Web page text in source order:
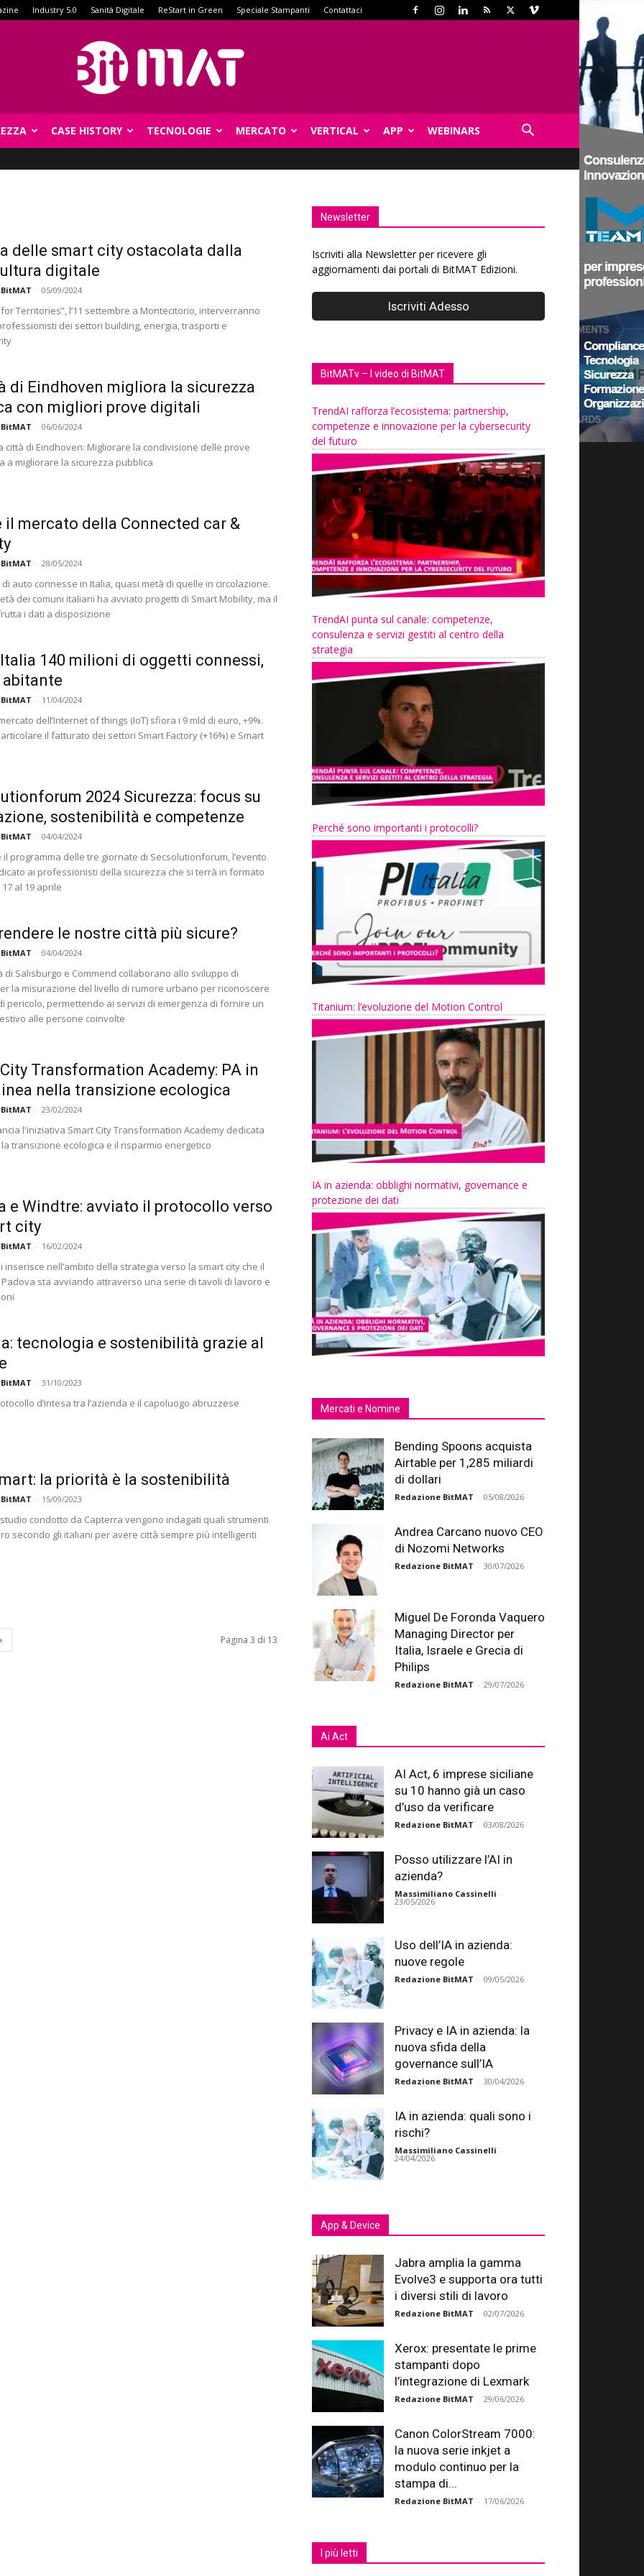
Industry 5.0 Sanità Digitale ReStart in Green Speciale Stampanti Contattaci
CASE HISTORY TECNOLOGIE MERCATO VERTICAL APP WEBINARS
delle smart city ostacolata dalla
digitale
- 05/09/2024
for Territories”, l’11 settembre a Montecitorio, interverranno
dei settori building, energia, trasporti e
di Eindhoven migliora la sicurezza
con migliori prove digitali
- 06/06/2024
città di Eindhoven: Migliorare la condivisione delle prove
a migliorare la sicurezza pubblica
il mercato della Connected car &
- 28/05/2024
di auto connesse in Italia, quasi metà di quelle in circolazione.
dei comuni italiani ha avviato progetti di Smart Mobility, ma il
i dati a disposizione
140 milioni di oggetti connessi,
abitante
- 11/04/2024
dell’Internet of things (IoT) sfiora i 9 mld di euro, +9%.
il fatturato dei settori Smart Factory (+16%) e Smart
2024 Sicurezza: focus su
sostenibilità e competenze
- 04/04/2024
il programma delle tre giornate di Secsolutionforum, l’evento
ai professionisti della sicurezza che si terrà in formato
al 19 aprile
le nostre città più sicure?
- 04/04/2024
di Salisburgo e Commend collaborano allo sviluppo di
la misurazione del livello di rumore urbano per riconoscere
pericolo, permettendo ai servizi di emergenza di fornire un
alle persone coinvolte
Transformation Academy: PA in
nella transizione ecologica
- 23/02/2024
l'iniziativa Smart City Transformation Academy dedicata
la transizione ecologica e il risparmio energetico
e Windtre: avviato il protocollo verso
city
- 16/02/2024
inserisce nell’ambito della strategia verso la smart city che il
Padova sta avviando attraverso una serie di tavoli di lavoro e
tecnologia e sostenibilità grazie al
- 31/10/2023
d’intesa tra l’azienda e il capoluogo abruzzese
la priorità è la sostenibilità
- 15/09/2023
condotto da Capterra vengono indagati quali strumenti
secondo gli italiani per avere città sempre più intelligenti
Pagina 3 di 13
Newsletter
Iscriviti alla Newsletter per ricevere gli
aggiornamenti dai portali di BitMAT Edizioni.
BitMATv – I video di BitMAT
TrendAI rafforza l’ecosistema: partnership,
competenze e innovazione per la cybersecurity
del futuro
TrendAI punta sul canale: competenze,
consulenza e servizi gestiti al centro della
strategia
Perché sono importanti i protocolli?
Titanium: l’evoluzione del Motion Control
IA in azienda: obblighi normativi, governance e
protezione dei dati
Mercati e Nomine
Bending Spoons acquista
Airtable per 1,285 miliardi
di dollari
Redazione BitMAT - 05/08/2026
Andrea Carcano nuovo CEO
di Nozomi Networks
Redazione BitMAT - 30/07/2026
Miguel De Foronda Vaquero
Managing Director per
Italia, Israele e Grecia di
Philips
Redazione BitMAT - 29/07/2026
Ai Act
AI Act, 6 imprese siciliane
su 10 hanno già un caso
d’uso da verificare
Redazione BitMAT - 03/08/2026
Posso utilizzare l’AI in
azienda?
Massimiliano Cassinelli -
23/05/2026
Uso dell’IA in azienda:
nuove regole
Redazione BitMAT - 09/05/2026
Privacy e IA in azienda: la
nuova sfida della
governance sull’IA
Redazione BitMAT - 30/04/2026
IA in azienda: quali sono i
rischi?
Massimiliano Cassinelli -
24/04/2026
App & Device
Jabra amplia la gamma
Evolve3 e supporta ora tutti
i diversi stili di lavoro
Redazione BitMAT - 02/07/2026
Xerox: presentate le prime
stampanti dopo
l’integrazione di Lexmark
Redazione BitMAT - 29/06/2026
Canon ColorStream 7000:
la nuova serie inkjet a
modulo continuo per la
stampa di...
Redazione BitMAT - 17/06/2026
I più letti